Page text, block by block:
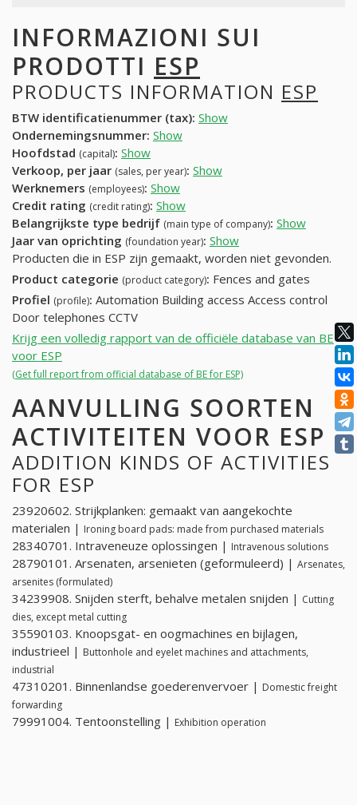
INFORMAZIONI SUI
PRODOTTI ESP
PRODUCTS INFORMATION ESP
BTW identificatienummer (tax): Show
Ondernemingsnummer: Show
Hoofdstad (capital): Show
Verkoop, per jaar (sales, per year): Show
Werknemers (employees): Show
Credit rating (credit rating): Show
Belangrijkste type bedrijf (main type of company): Show
Jaar van oprichting (foundation year): Show
Producten die in ESP zijn gemaakt, worden niet gevonden.
Product categorie (product category): Fences and gates
Profiel (profile): Automation Building access Access control
Door telephones CCTV
Krijg een volledig rapport van de officiële database van BE
voor ESP
(Get full report from official database of BE for ESP)
AANVULLING SOORTEN
ACTIVITEITEN VOOR ESP
ADDITION KINDS OF ACTIVITIES
FOR ESP
23920602. Strijkplanken: gemaakt van aangekochte
materialen | Ironing board pads: made from purchased materials
28340701. Intraveneuze oplossingen | Intravenous solutions
28790101. Arsenaten, arsenieten (geformuleerd) | Arsenates,
arsenites (formulated)
34239908. Snijden sterft, behalve metalen snijden | Cutting
dies, except metal cutting
35590103. Knoopsgat- en oogmachines en bijlagen,
industrieel | Buttonhole and eyelet machines and attachments,
industrial
47310201. Binnenlandse goederenvervoer | Domestic freight
forwarding
79991004. Tentoonstelling | Exhibition operation